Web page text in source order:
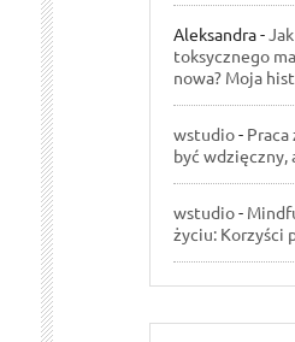
Aleksandra-
toksycznego
nowa? Moja
wstudio- Praca
być wdzięczny,
wstudio-
życiu: Korzyści